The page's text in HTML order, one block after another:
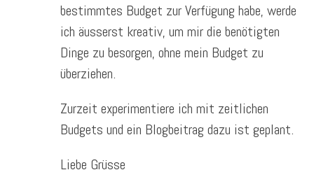
bestimmtes Budget zur Verfügung habe, werde
ich äusserst kreativ, um mir die benötigten
Dinge zu besorgen, ohne mein Budget zu
überziehen.
Zurzeit experimentiere ich mit zeitlichen
Budgets und ein Blogbeitrag dazu ist geplant.
Liebe Grüsse